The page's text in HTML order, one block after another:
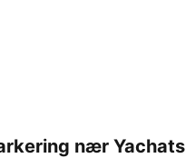
nær Yachats